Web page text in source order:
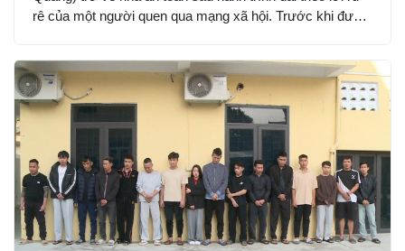
rê của một người quen qua mạng xã hội. Trước khi được